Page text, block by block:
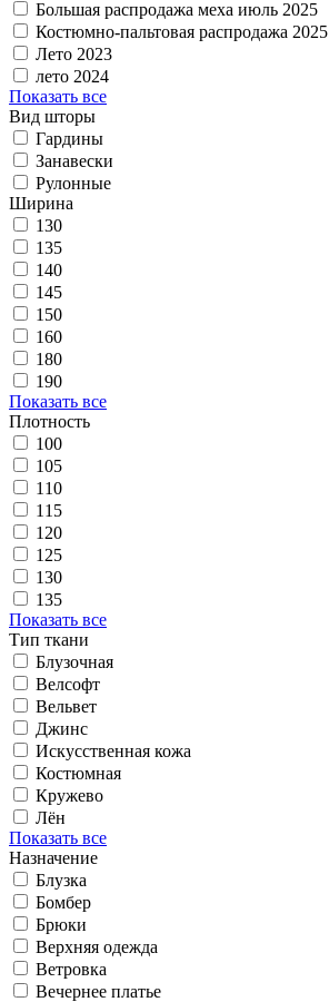
Большая распродажа меха июль 2025
Костюмно-пальтовая распродажа 2025
Лето 2023
лето 2024
Показать все
Вид шторы
Гардины
Занавески
Рулонные
Ширина
130
135
140
145
150
160
180
190
Показать все
Плотность
100
105
110
115
120
125
130
135
Показать все
Тип ткани
Блузочная
Велсофт
Вельвет
Джинс
Искусственная кожа
Костюмная
Кружево
Лён
Показать все
Назначение
Блузка
Бомбер
Брюки
Верхняя одежда
Ветровка
Вечернее платье